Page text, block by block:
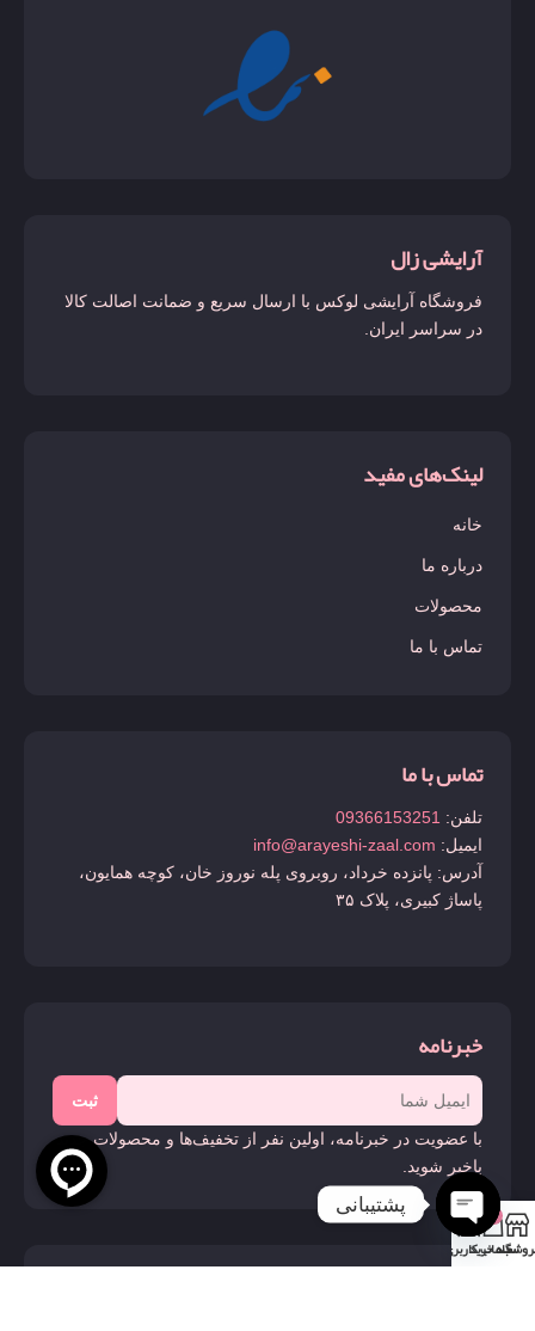
آرایشی زال
فروشگاه آرایشی لوکس با ارسال سریع و ضمانت اصالت کالا
در سراسر ایران.
لینک‌های مفید
خانه
درباره ما
محصولات
تماس با ما
تماس با ما
تلفن: 09366153251
ایمیل: info@arayeshi-zaal.com
آدرس: پانزده خرداد، روبروی پله نوروز خان، کوچه همایون،
پاساژ کبیری، پلاک ۳۵
خبرنامه
ثبت
با عضویت در خبرنامه، اولین نفر از تخفیف‌ها و محصولات جدید
باخبر شوید.
0
سبد خرید
حساب کاربری من
پشتیبانی
Open